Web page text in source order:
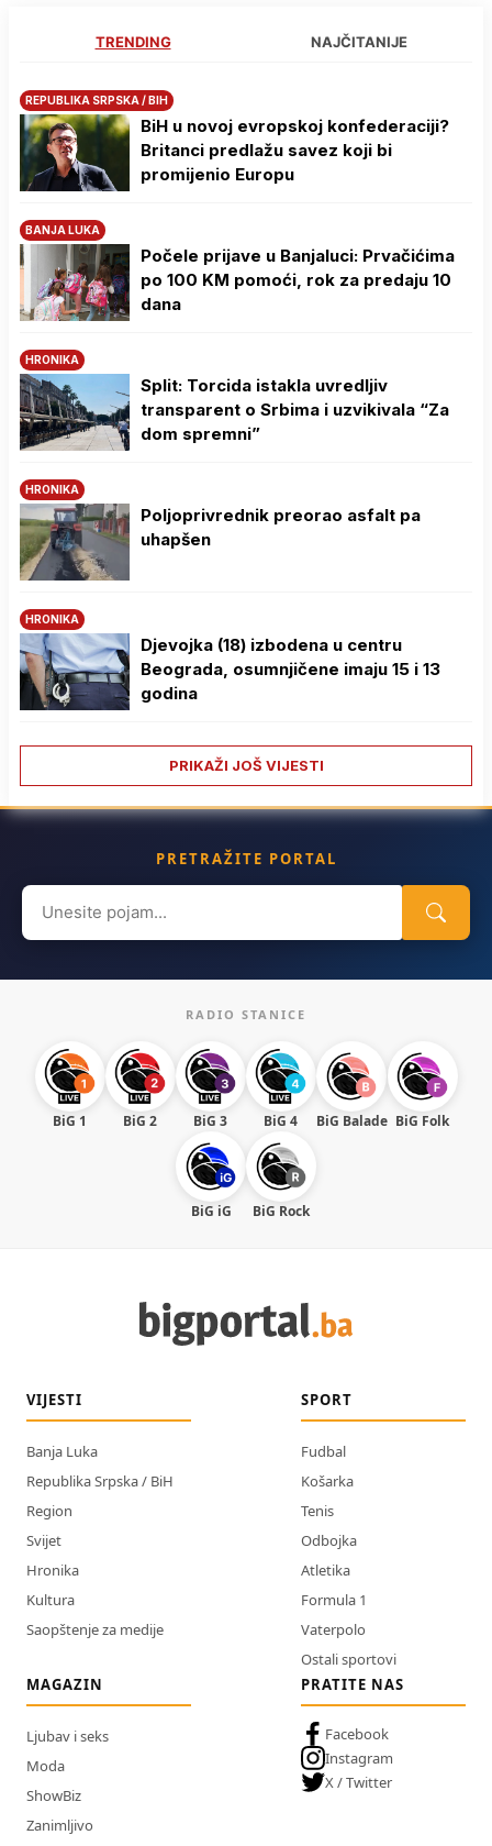
TRENDING NAJČITANIJE
REPUBLIKA SRPSKA / BIH
BiH u novoj evropskoj konfederaciji?
Britanci predlažu savez koji bi
promijenio Europu
BANJA LUKA
Počele prijave u Banjaluci: Prvačićima
po 100 KM pomoći, rok za predaju 10
dana
HRONIKA
Split: Torcida istakla uvredljiv
transparent o Srbima i uzvikivala “Za
dom spremni”
HRONIKA
Poljoprivrednik preorao asfalt pa
uhapšen
HRONIKA
Djevojka (18) izbodena u centru
Beograda, osumnjičene imaju 15 i 13
godina
PRIKAŽI JOŠ VIJESTI
PRETRAŽITE PORTAL
Search
for:
RADIO STANICE
BiG 1 BiG 2 BiG 3 BiG 4 BiG Balade BiG Folk
BiG iG BiG Rock
VIJESTI
Banja Luka
Republika Srpska / BiH
Region
Svijet
Hronika
Kultura
Saopštenje za medije
SPORT
Fudbal
Košarka
Tenis
Odbojka
Atletika
Formula 1
Vaterpolo
Ostali sportovi
MAGAZIN
Ljubav i seks
Moda
ShowBiz
Zanimljivo
PRATITE NAS
Facebook
Instagram
X / Twitter